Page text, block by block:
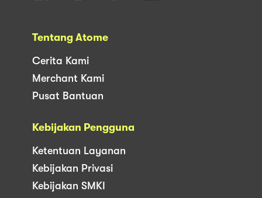
Tentang Atome
Cerita Kami
Merchant Kami
Pusat Bantuan
Kebijakan Pengguna
Ketentuan Layanan
Kebijakan Privasi
Kebijakan SMKI